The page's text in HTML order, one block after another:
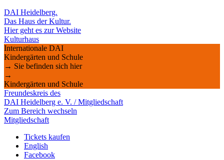
DAI Heidelberg.
Das Haus der Kultur.
Hier geht es zur Website
Kulturhaus
Internationale DAI
Kindergärten und Schule
→ Sie befinden sich hier
→
Kindergärten und Schule
Freundeskreis des
DAI Heidelberg e. V. / Mitgliedschaft
Zum Bereich wechseln
Mitgliedschaft
Tickets kaufen
English
Facebook